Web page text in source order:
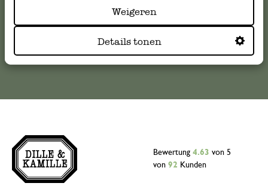
Weigeren
Details tonen
Bewertung 4.63 von 5
von 92 Kunden